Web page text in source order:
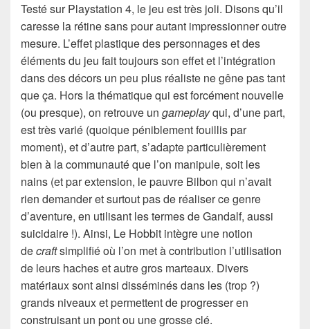
Testé sur Playstation 4, le jeu est très joli. Disons qu’il
caresse la rétine sans pour autant impressionner outre
mesure. L’effet plastique des personnages et des
éléments du jeu fait toujours son effet et l’intégration
dans des décors un peu plus réaliste ne gêne pas tant
que ça. Hors la thématique qui est forcément nouvelle
(ou presque), on retrouve un gameplayqui, d’une part,
est très varié (quoique péniblement fouillis par
moment), et d’autre part, s’adapte particulièrement
bien à la communauté que l’on manipule, soit les
nains (et par extension, le pauvre Bilbon qui n’avait
rien demander et surtout pas de réaliser ce genre
d’aventure, en utilisant les termes de Gandalf, aussi
suicidaire !). Ainsi, Le Hobbit intègre une notion
decraftsimplifié où l’on met à contribution l’utilisation
de leurs haches et autre gros marteaux. Divers
matériaux sont ainsi disséminés dans les (trop ?)
grands niveaux et permettent de progresser en
construisant un pont ou une grosse clé.